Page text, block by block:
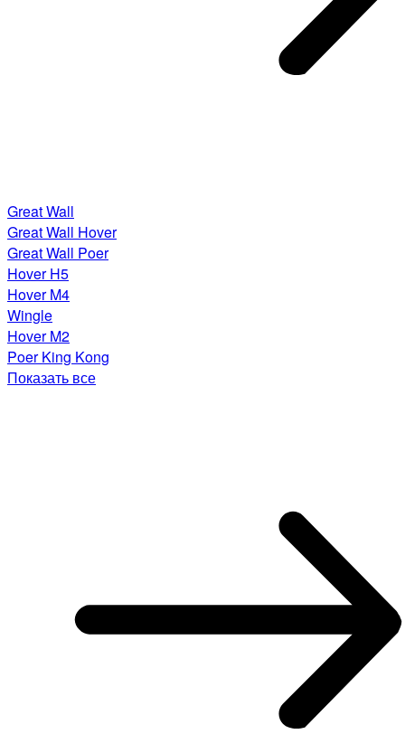
Great Wall
Great Wall Hover
Great Wall Poer
Hover H5
Hover M4
Wingle
Hover M2
Poer King Kong
Показать все